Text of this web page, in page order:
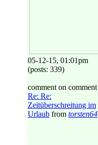
05-12-15, 01:01pm
(posts: 339)
comment on comment
Re: Re:
Zeitüberschreitung im
Urlaub from torsten64